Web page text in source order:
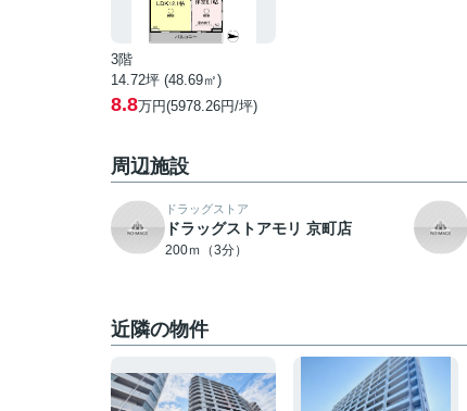
3階
14.72坪 (48.69㎡)
8.8万円(5978.26円/坪)
周辺施設
ドラッグストア
ドラッグストアモリ 京町店
200ｍ（3分）
近隣の物件